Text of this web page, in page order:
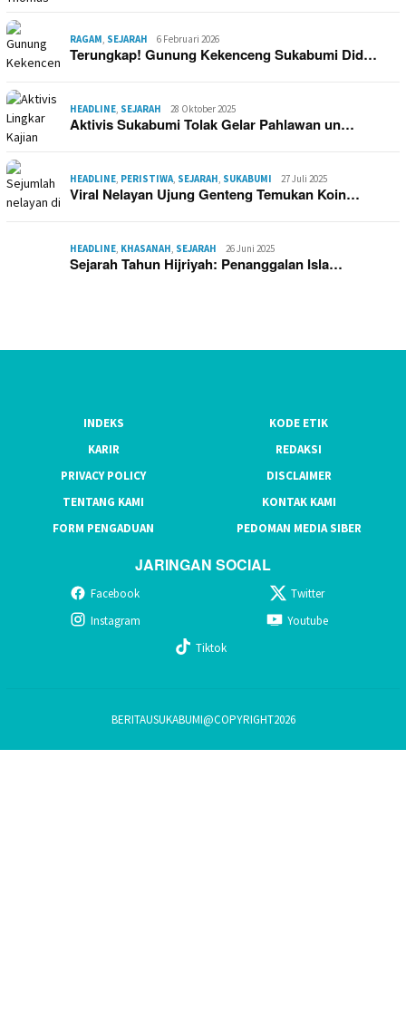
RAGAM, SEJARAH 6 Februari 2026
Terungkap! Gunung Kekenceng Sukabumi Did…
HEADLINE, SEJARAH 28 Oktober 2025
Aktivis Sukabumi Tolak Gelar Pahlawan un…
HEADLINE, PERISTIWA, SEJARAH, SUKABUMI 27 Juli 2025
Viral Nelayan Ujung Genteng Temukan Koin…
HEADLINE, KHASANAH, SEJARAH 26 Juni 2025
Sejarah Tahun Hijriyah: Penanggalan Isla…
INDEKS
KODE ETIK
KARIR
REDAKSI
PRIVACY POLICY
DISCLAIMER
TENTANG KAMI
KONTAK KAMI
FORM PENGADUAN
PEDOMAN MEDIA SIBER
JARINGAN SOCIAL
Facebook
Twitter
Instagram
Youtube
Tiktok
BERITAUSUKABUMI@COPYRIGHT2026